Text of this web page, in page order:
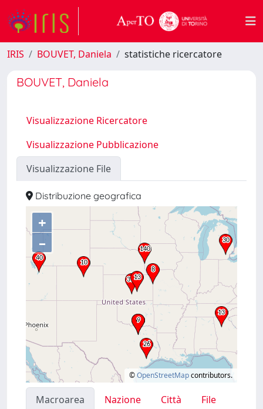
IRIS BOUVET, Daniela statistiche ricercatore
BOUVET, Daniela
Visualizzazione Ricercatore
Visualizzazione Pubblicazione
Visualizzazione File
Distribuzione geografica
+
–
©OpenStreetMapcontributors.
Macroarea Nazione Città
File